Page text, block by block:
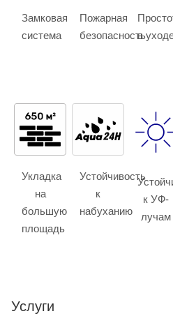
Замковая
система
Пожарная
безопасность
в
Укладка
на
большую
площадь
Устойчивость
к
набуханию
к УФ-
лучам
Услуги